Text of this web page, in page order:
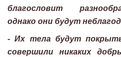
благословит
однако они будут
- Их тела будут
совершили никаких